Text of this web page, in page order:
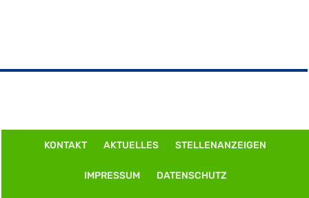
KONTAKT AKTUELLES STELLENANZEIGEN
IMPRESSUM DATENSCHUTZ